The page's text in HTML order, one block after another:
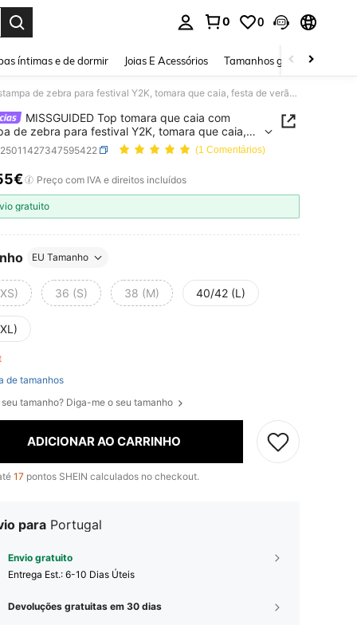
0 0
íntimas e de dormir Joias E Acessórios Tamanhos grandes
MISSGUIDED Top tomara que caia com estampa de zebra para festival Y2K, tomara que caia, festa de verão, clube de praia, sem alças, bainha de lenço, top curto para festival e concerto
MISSGUIDED Top tomara que caia com
de zebra para festival Y2K, tomara que caia,
verão, clube de praia, sem alças, bainha de
curto para festival e concerto
(1 Comentários)
AND AVAILABILITY
Preço com IVA e direitos incluídos
gratuito
EU Tamanho
36 (S) 38 (M) 40/42 (L)
de tamanhos
seu tamanho? Diga-me o seu tamanho
ADICIONAR AO CARRINHO
17 pontos SHEIN calculados no checkout.
para Portugal
Envio gratuito
Entrega Est.: 6-10 Dias Úteis
Devoluções gratuitas em 30 dias